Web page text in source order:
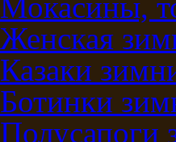
Женская
Казаки
Ботинки
Полусапоги